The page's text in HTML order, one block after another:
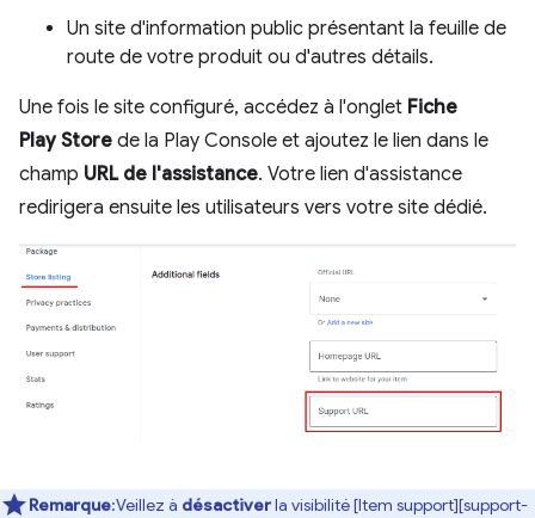
Un site d'information public présentant la feuille de
route de votre produit ou d'autres détails.
Une fois le site configuré, accédez à l'onglet Fiche
Play Store de la Play Console et ajoutez le lien dans le
champ URL de l'assistance. Votre lien d'assistance
redirigera ensuite les utilisateurs vers votre site dédié.
Remarque:Veillez à désactiverla visibilité [Item support][support-